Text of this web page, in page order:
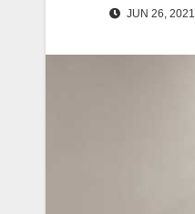
JUN 26, 2021